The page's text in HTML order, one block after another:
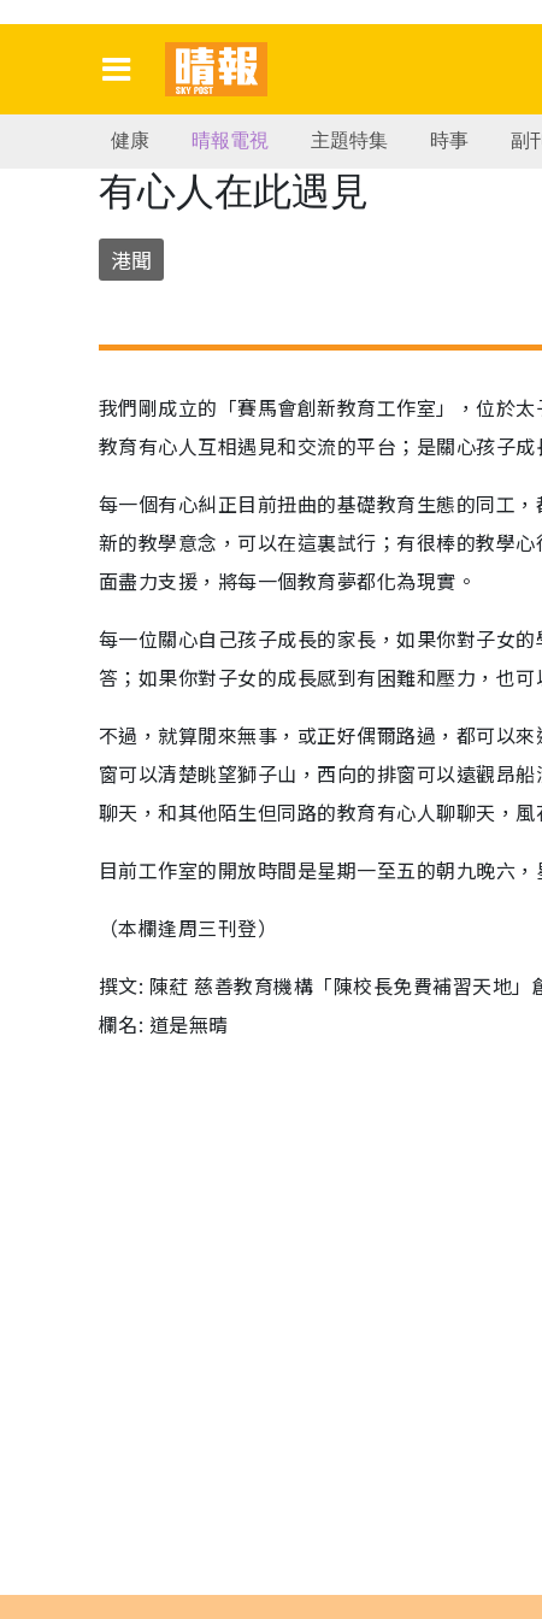
健康 晴報電視 主題特集 時事 副
有心人在此遇見
港聞
我們剛成立的「賽馬會創新教育工作室」，位於
教育有心人互相遇見和交流的平台；是關心孩子
每一個有心糾正目前扭曲的基礎教育生態的同工
新的教學意念，可以在這裏試行；有很棒的教學
面盡力支援，將每一個教育夢都化為現實。
每一位關心自己孩子成長的家長，如果你對子女
答；如果你對子女的成長感到有困難和壓力，也
不過，就算閒來無事，或正好偶爾路過，都可以
窗可以清楚眺望獅子山，西向的排窗可以遠觀昂
聊天，和其他陌生但同路的教育有心人聊聊天，風
目前工作室的開放時間是星期一至五的朝九晚六
（本欄逢周三刊登）
撰文: 陳葒 慈善教育機構「陳校長免費補習天地
欄名: 道是無晴